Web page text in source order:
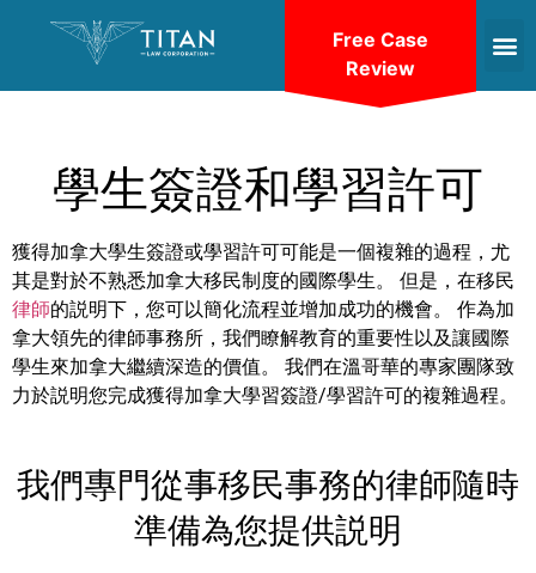
學生簽證和學習許可
獲得加拿大學生簽證或學習許可可能是一個複雜的過程，尤
其是對於不熟悉加拿大移民制度的國際學生。 但是，在移民
律師的説明下，您可以簡化流程並增加成功的機會。 作為加
拿大領先的律師事務所，我們瞭解教育的重要性以及讓國際
學生來加拿大繼續深造的價值。 我們在溫哥華的專家團隊致
力於説明您完成獲得加拿大學習簽證/學習許可的複雜過程。
我們專門從事移民事務的律師隨時
準備為您提供説明
Free Case
Review